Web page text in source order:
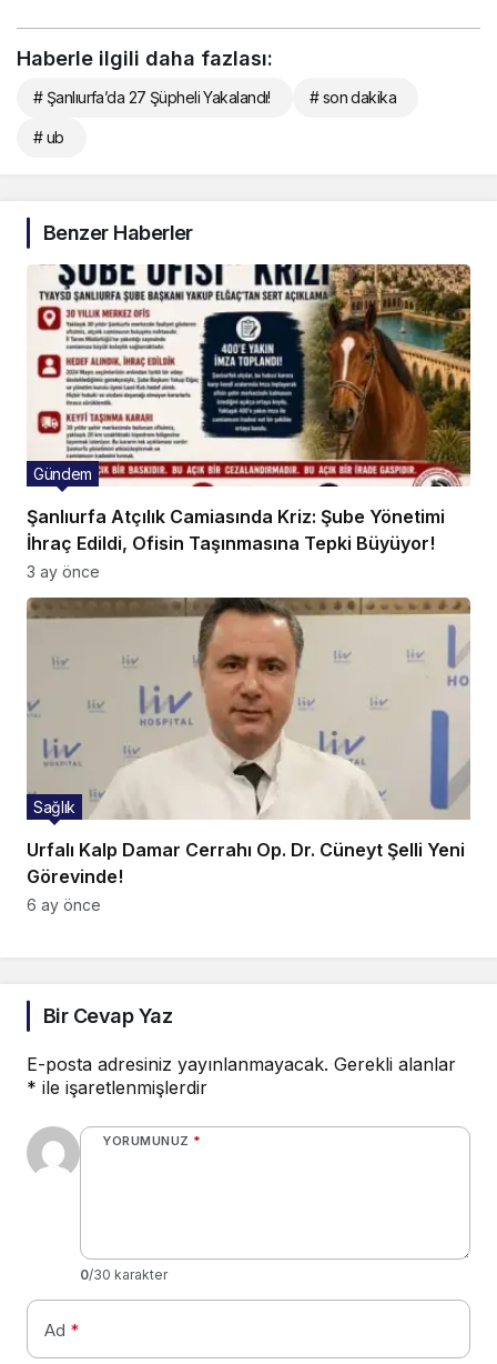
Haberle ilgili daha fazlası:
# Şanlıurfa’da 27 Şüpheli Yakalandı! # son dakika
# ub
Benzer Haberler
Şanlıurfa Atçılık Camiasında Kriz: Şube Yönetimi
İhraç Edildi, Ofisin Taşınmasına Tepki Büyüyor!
Gündem
3 ay önce
Urfalı Kalp Damar Cerrahı Op. Dr. Cüneyt Şelli Yeni
Görevinde!
Sağlık
6 ay önce
Bir Cevap Yaz
E-posta adresiniz yayınlanmayacak. Gerekli alanlar
* ile işaretlenmişlerdir
YORUMUNUZ *
0/30 karakter
Ad *